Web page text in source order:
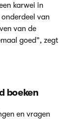
karwei in
van
van de
goed”, zegt
boeken
en vragen